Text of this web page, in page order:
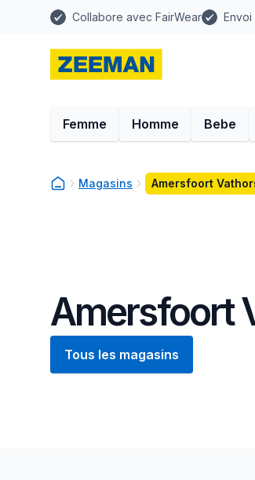
Collabore avec FairWear
Femme Homme Bebe
Magasins Amersfoort
Amersfoort
Tous les magasins